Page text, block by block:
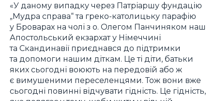
«У даному випадку через Патріаршу фундацію
„Мудра справа“ та греко-католицьку парафію
у Броварах на чолі з о. Олегом Панчиняком наш
Апостольський екзархат у Німеччині
та Скандинавії приєднався до підтримки
та допомоги нашим діткам. Це ті діти, батьки
яких сьогодні воюють на передовій або ж
є вимушеними переселенцями. Тож вони вже
сьогодні повинні відчувати гідність. Це гідність,